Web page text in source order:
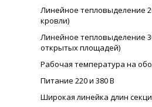
Линейное тепловыделение
кровли)
Линейное тепловыделение
открытых площадей)
Рабочая температура на
Питание 220 и 380 В
Широкая линейка длин